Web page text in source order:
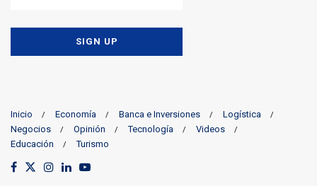
Inicio Economía Banca e Inversiones
Logística
Negocios
Opinión Tecnología
Videos
Educación
Turismo